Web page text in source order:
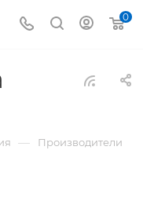
0
— Производители